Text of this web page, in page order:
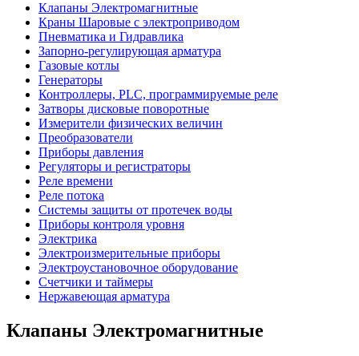
Клапаны Электромагнитные
Краны Шаровые с электроприводом
Пневматика и Гидравлика
Запорно-регулирующая арматура
Газовые котлы
Генераторы
Контроллеры, PLС, программируемые реле
Затворы дисковые поворотные
Измерители физических величин
Преобразователи
Приборы давления
Регуляторы и регистраторы
Реле времени
Реле потока
Системы защиты от протечек воды
Приборы контроля уровня
Электрика
Электроизмерительные приборы
Электроустановочное оборудование
Счетчики и таймеры
Нержавеющая арматура
Клапаны Электромагнитные